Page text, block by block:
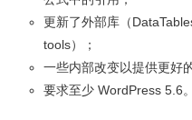
更新了外部库（
tools）；
一些内部改变以提供更好
要求至少 WordPress 5.6。